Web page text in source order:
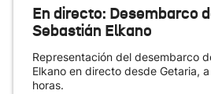
En directo: Desembarco
Sebastián Elkano
Representación del desembarco
Elkano en directo desde Getaria,
horas.